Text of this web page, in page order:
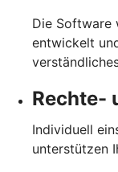
Die Software
entwickelt
Rechte-
Individuell
unterstützen